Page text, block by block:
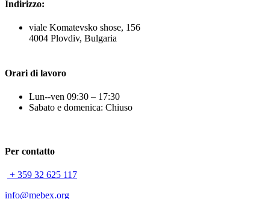
Indirizzo:
viale Komatevsko shose, 156
4004 Plovdiv, Bulgaria
Orari di lavoro
Lun--ven 09:30 – 17:30
Sabato e domenica: Chiuso
Per contatto
+ 359 32 625 117
info@mebex.org